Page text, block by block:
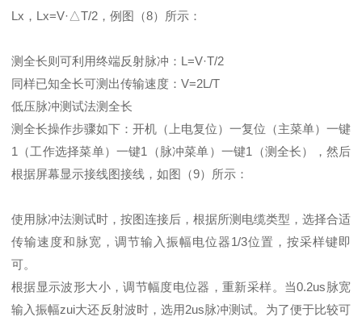
Lx，Lx=V·△T/2，例图（8）所示：
测全长则可利用终端反射脉冲：L=V·T/2
同样已知全长可测出传输速度：V=2L/T
低压脉冲测试法测全长
测全长操作步骤如下：开机（上电复位）一复位（主菜单）一键
1（工作选择菜单）一键1（脉冲菜单）一键1（测全长），然后
根据屏幕显示接线图接线，如图（9）所示：
使用脉冲法测试时，按图连接后，根据所测电缆类型，选择合适
传输速度和脉宽，调节输入振幅电位器1/3位置，按采样键即
可。
根据显示波形大小，调节幅度电位器，重新采样。当0.2us脉宽
输入振幅zui大还反射波时，选用2us脉冲测试。为了便于比较可